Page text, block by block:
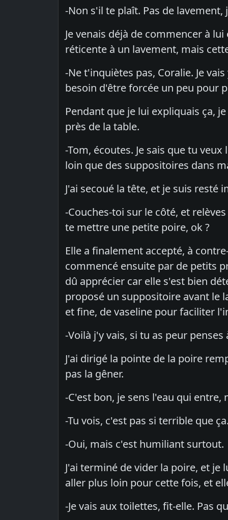
-Non s'il te plaît. Pas de
Je venais déjà de commencer à
réticente à un lavement, mais
-Ne t'inquiètes pas, Coralie. Je
besoin d'être forcée un peu pour
Pendant que je lui expliquais ça,
près de la table.
-Tom, écoutes. Je sais que tu
loin que des suppositoires dans
J'ai secoué la tête, et je suis resté
-Couches-toi sur le côté, et
te mettre une petite poire, ok ?
Elle a finalement accepté, à
commencé ensuite par de petits
dû apprécier car elle s'est bien
proposé un suppositoire avant le
et fine, de vaseline pour faciliter
-Voilà j'y vais, si tu as peur penses
J'ai dirigé la pointe de la poire
pas la gêner.
-C'est bon, je sens l'eau qui
-Tu vois, c'est pas si terrible que
-Oui, mais c'est humiliant surtout.
J'ai terminé de vider la poire, et
aller plus loin pour cette fois, et
-Je vais aux toilettes, fit-elle. Pas